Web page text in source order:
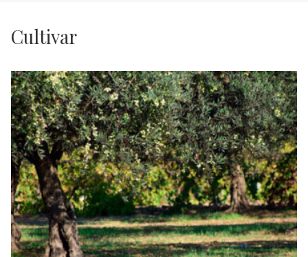
Cultivar